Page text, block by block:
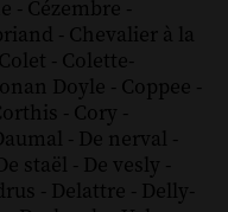
- Cézembre -
- Chevalier à la
Colet - Colette-
Doyle - Coppee -
- Cory -
- De nerval -
staël - De vesly -
- Delattre - Delly-